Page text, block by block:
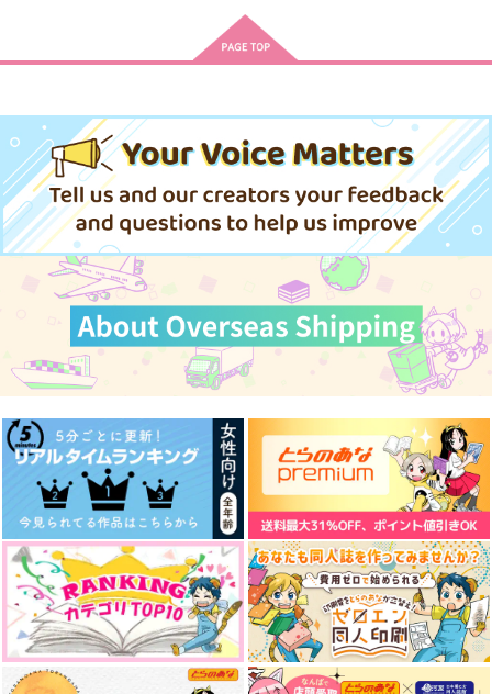
星屑インク堂
2,357円（税込）
アズール×ジェイド
サンプル
作品詳細
?-QUESTION-
787円（税込）
アズール×ジェイド
サンプル
have it bad
ホルン吹きの休日
1,257円 （税込）
ジェイド×アズール
サンプル
扉を開けたその先で
Chocolate jam
1,430円（税込）
茅ヶ崎至
その輪郭を教えて
しおから
944円（税込）
フロイド×ジェイド
恋はモウモク、明日は
天国
一文字草
440円（税込）
轟焦凍×爆豪勝己
扉を開けて
専売 330 （税込）
その他
アズール×ジェイド
サンプル
カート
千の亡羊
専売 1,000円（税込）
アズール×ジェイド
扉を開けて
専売 330円（税込）
その他
アズール×ジェイド
サンプル
あなタにこイヲスる
扉を開けて
専売 330円（税込）
その他
アズール×ジェイド